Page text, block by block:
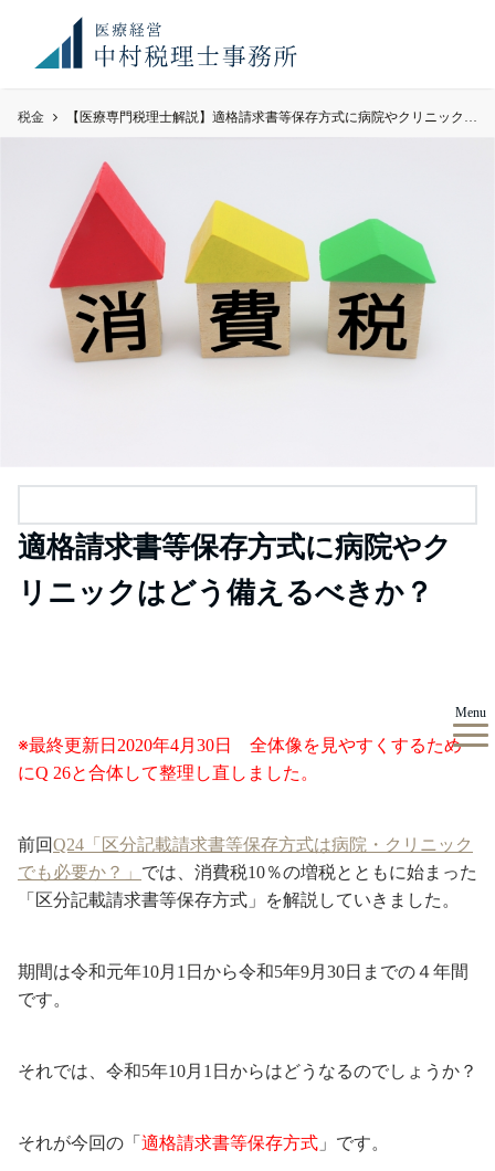
お知
らせ
満席御礼！ 現在、顧問先件数が上限に達しております。令
和8年度のご予約のご希望のみ、お問い合わせください。
Menu
税金 【医療専門税理士解説】適格請求書等保存方式に病院やクリニックはどう備えるべきか？Q25
適格請求書等保存方式に病院やク
リニックはどう備えるべきか？
※最終更新日2020年4月30日 全体像を見やすくするため
にQ 26と合体して整理し直しました。
前回Q24「区分記載請求書等保存方式は病院・クリニック
でも必要か？」 では、消費税10％の増税とともに始まった
「区分記載請求書等保存方式」を解説していきました。
期間は令和元年10月1日から令和5年9月30日までの４年間
です。
それでは、令和5年10月1日からはどうなるのでしょうか？
それが今回の「 適格請求書等保存方式 」です。